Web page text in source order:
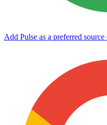
Add Pulse as a preferred